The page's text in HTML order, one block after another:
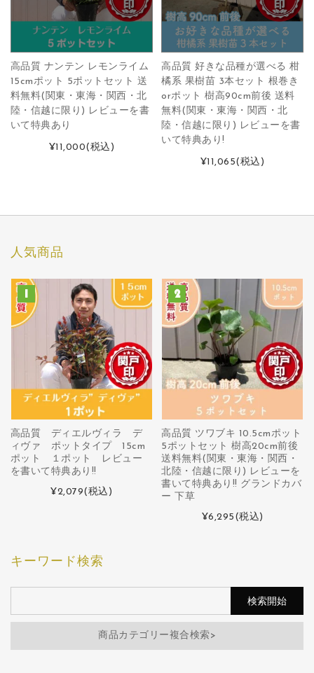
高品質 ナンテン レモンライム
15cmポット 5ポットセット 送
料無料(関東・東海・関西・北
陸・信越に限り) レビューを書
いて特典あり
¥11,000(税込)
高品質 好きな品種が選べる 柑
橘系 果樹苗 3本セット 根巻き
orポット 樹高90cm前後 送料
無料(関東・東海・関西・北
陸・信越に限り) レビューを書
いて特典あり!
¥11,065(税込)
人気商品
高品質 ディエルヴィラ デ
ィヴァ ポットタイプ 15cm
ポット １ポット レビュー
を書いて特典あり!!
¥2,079(税込)
高品質 ツワブキ 10.5cmポット
5ポットセット 樹高20cm前後
送料無料(関東・東海・関西・
北陸・信越に限り) レビューを
書いて特典あり!! グランドカバ
ー 下草
¥6,295 (税込)
キーワード検索
商品カテゴリー複合検索>